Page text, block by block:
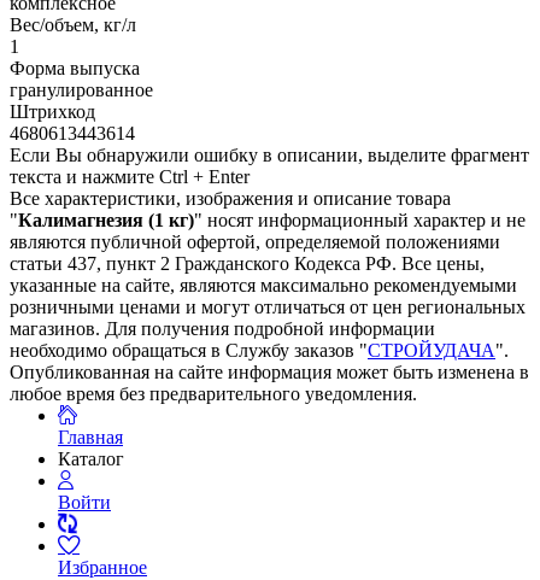
Вес/объем, кг/л
1
Форма выпуска
гранулированное
Штрихкод
4680613443614
Если Вы обнаружили ошибку в описании, выделите фрагмент
текста и нажмите Ctrl + Enter
Все характеристики, изображения и описание товара
"Калимагнезия (1 кг)" носят информационный характер и не
являются публичной офертой, определяемой положениями
статьи 437, пункт 2 Гражданского Кодекса РФ. Все цены,
указанные на сайте, являются максимально рекомендуемыми
розничными ценами и могут отличаться от цен региональных
магазинов. Для получения подробной информации
необходимо обращаться в Службу заказов "СТРОЙУДАЧА".
Опубликованная на сайте информация может быть изменена в
любое время без предварительного уведомления.
Главная
Каталог
Войти
Избранное